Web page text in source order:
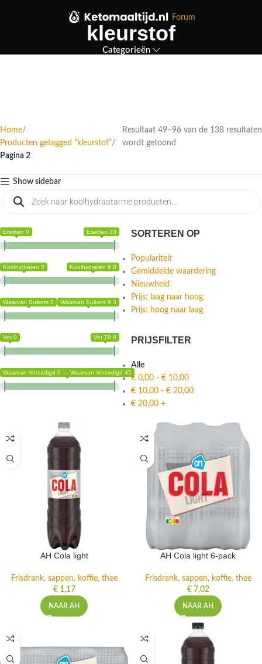
Forum
kleurstof
Categorieën
Home
Producten getagged “kleurstof”
Pagina 2
Resultaat 49–96 van de 138 resultaten
wordt getoond
Show sidebar
Eiwitten 0 Eiwitten 33
Koolhydraten 0 Koolhydraten 9.8
Waarvan Suikers 0 Waarvan Suikers 9.3
Vet 0 Vet 79.9
Waarvan Verzadigd 0 — Waarvan Verzadigd 45
SORTEREN OP
Populariteit
Gemiddelde waardering
Nieuwheid
Prijs: laag naar hoog
Prijs: hoog naar laag
PRIJSFILTER
Alle
€ 0,00 - € 10,00
€ 10,00 - € 20,00
€ 20,00 +
AH Cola light
Frisdrank, sappen, koffie, thee
€1,17
NAAR AH
AH Cola light 6-pack
Frisdrank, sappen, koffie, thee
€7,02
NAAR AH